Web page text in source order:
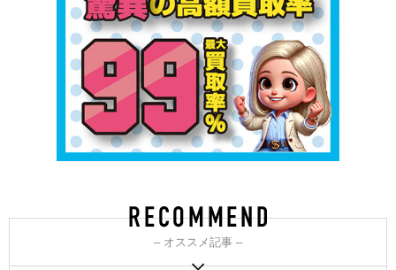
– オススメ記事 –